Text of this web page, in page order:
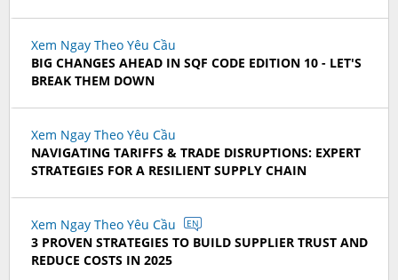
Xem Ngay Theo Yêu Cầu
BIG CHANGES AHEAD IN SQF CODE EDITION 10 - LET'S
BREAK THEM DOWN
Xem Ngay Theo Yêu Cầu
NAVIGATING TARIFFS & TRADE DISRUPTIONS: EXPERT
STRATEGIES FOR A RESILIENT SUPPLY CHAIN
Xem Ngay Theo Yêu Cầu EN
3 PROVEN STRATEGIES TO BUILD SUPPLIER TRUST AND
REDUCE COSTS IN 2025